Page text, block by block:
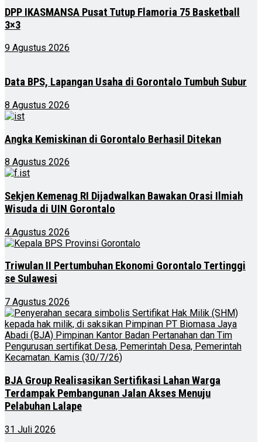
DPP IKASMANSA Pusat Tutup Flamoria 75 Basketball
3×3
9 Agustus 2026
Data BPS, Lapangan Usaha di Gorontalo Tumbuh Subur
8 Agustus 2026
Angka Kemiskinan di Gorontalo Berhasil Ditekan
8 Agustus 2026
Sekjen Kemenag RI Dijadwalkan Bawakan Orasi Ilmiah
Wisuda di UIN Gorontalo
4 Agustus 2026
Triwulan II Pertumbuhan Ekonomi Gorontalo Tertinggi
se Sulawesi
7 Agustus 2026
BJA Group Realisasikan Sertifikasi Lahan Warga
Terdampak Pembangunan Jalan Akses Menuju
Pelabuhan Lalape
31 Juli 2026